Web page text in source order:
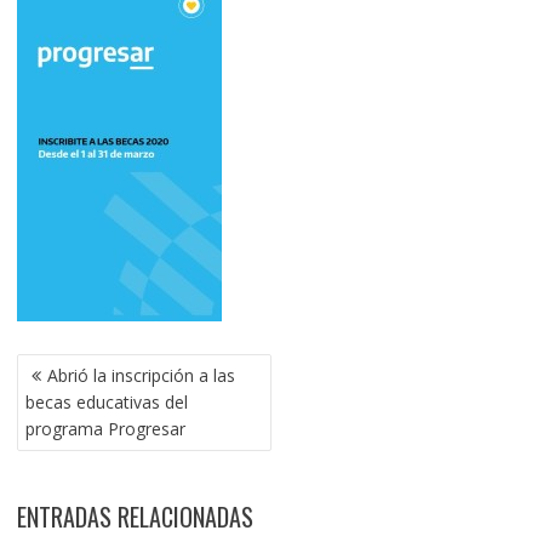
NAVEGACIÓN
DE
ENTRADAS
Abrió la inscripción a las
becas educativas del
programa Progresar
ENTRADAS RELACIONADAS